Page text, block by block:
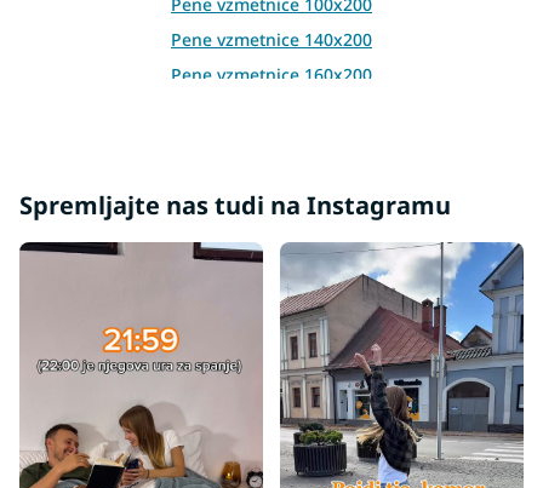
Pene vzmetnice 140x200
Pene vzmetnice 160x200
Spremljajte nas tudi na Instagramu